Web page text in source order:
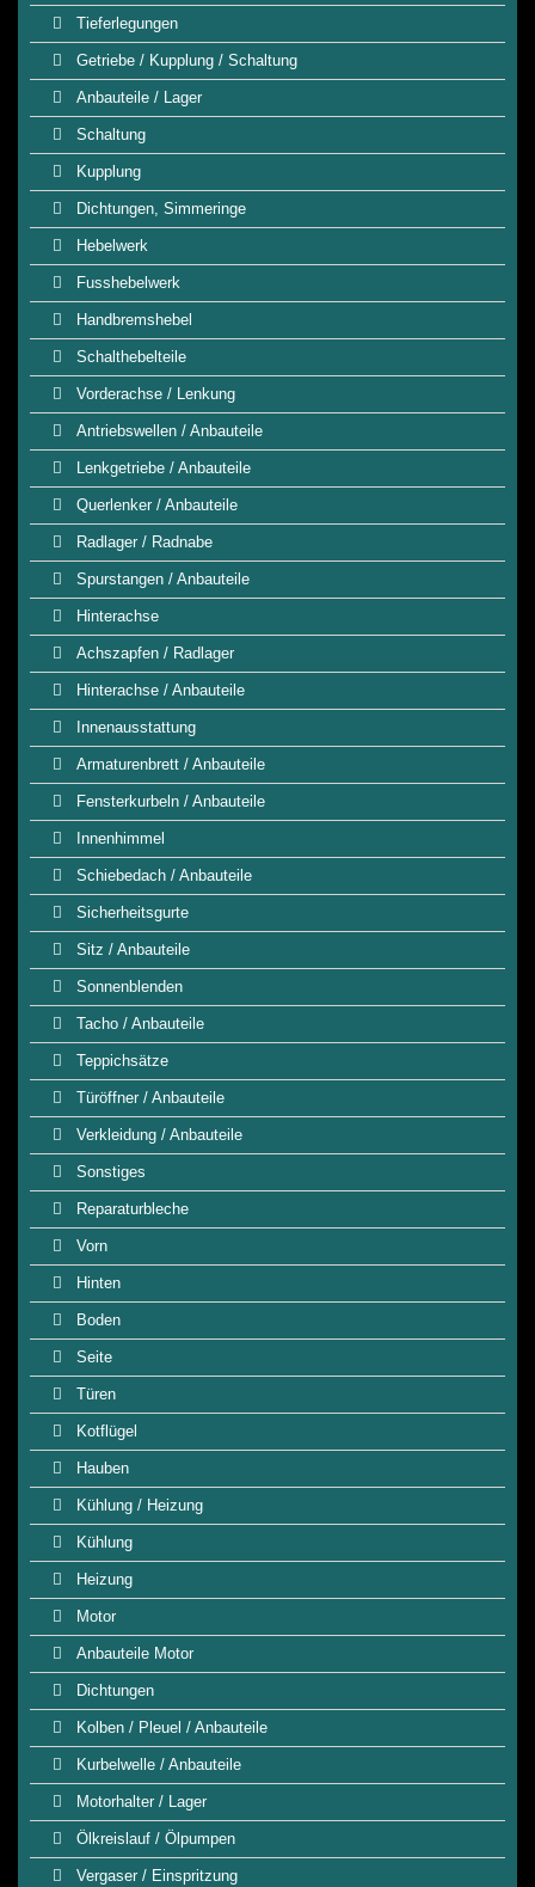
Tieferlegungen
Getriebe / Kupplung / Schaltung
Anbauteile / Lager
Schaltung
Kupplung
Dichtungen, Simmeringe
Hebelwerk
Fusshebelwerk
Handbremshebel
Schalthebelteile
Vorderachse / Lenkung
Antriebswellen / Anbauteile
Lenkgetriebe / Anbauteile
Querlenker / Anbauteile
Radlager / Radnabe
Spurstangen / Anbauteile
Hinterachse
Achszapfen / Radlager
Hinterachse / Anbauteile
Innenausstattung
Armaturenbrett / Anbauteile
Fensterkurbeln / Anbauteile
Innenhimmel
Schiebedach / Anbauteile
Sicherheitsgurte
Sitz / Anbauteile
Sonnenblenden
Tacho / Anbauteile
Teppichsätze
Türöffner / Anbauteile
Verkleidung / Anbauteile
Sonstiges
Reparaturbleche
Vorn
Hinten
Boden
Seite
Türen
Kotflügel
Hauben
Kühlung / Heizung
Kühlung
Heizung
Motor
Anbauteile Motor
Dichtungen
Kolben / Pleuel / Anbauteile
Kurbelwelle / Anbauteile
Motorhalter / Lager
Ölkreislauf / Ölpumpen
Vergaser / Einspritzung